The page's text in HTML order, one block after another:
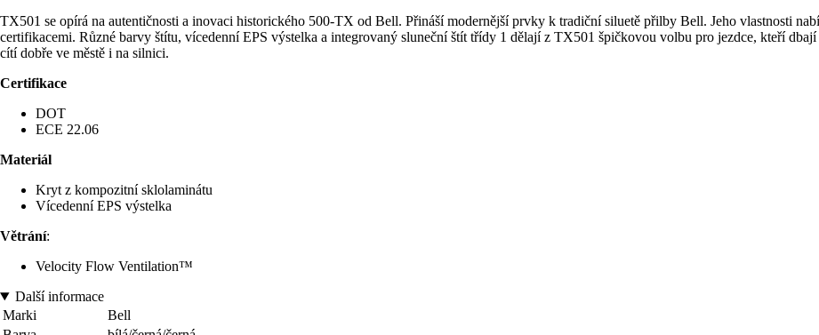
TX501 se opírá na autentičnosti a inovaci historického 500-TX od Bell. Přináší modernější prvky k tradiční siluetě přilby Bell. Jeho vlastnosti
certifikacemi. Různé barvy štítu, vícedenní EPS výstelka a integrovaný sluneční štít třídy 1 dělají z TX501 špičkovou volbu pro jezdce, kteří
cítí dobře ve městě i na silnici.
Certifikace
DOT
ECE 22.06
Materiál
Kryt z kompozitní sklolaminátu
Vícedenní EPS výstelka
Větrání:
Velocity Flow Ventilation™
Další informace
Marki
Bell